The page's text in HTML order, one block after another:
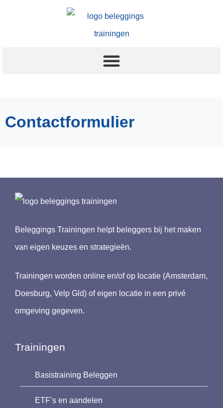
Contactformulier
Beleggings Trainingen helpt beleggers bij het maken
van eigen keuzes en strategieën.
Trainingen worden online en/of op locatie (Amsterdam,
Doesburg, Velp Gld) of eigen locatie in een privé
omgeving gegeven.
Trainingen
Basistraining Beleggen
ETF’s en aandelen